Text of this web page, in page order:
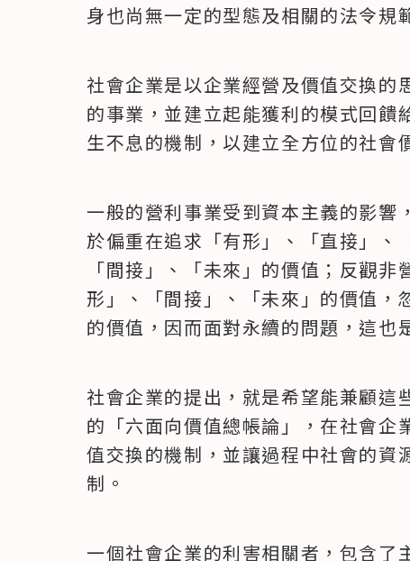
身也尚無一定的型態及相關的法令規
社會企業是以企業經營及價值交換的
的事業，並建立起能獲利的模式回饋
生不息的機制，以建立全方位的社會
一般的營利事業受到資本主義的影響
於偏重在追求「有形」、「直接」、
「間接」、「未來」的價值；反觀
形」、「間接」、「未來」的價值，
的價值，因而面對永續的問題，這也
社會企業的提出，就是希望能兼顧這
的「六面向價值總帳論」，在社會企
值交換的機制，並讓過程中社會的資
制。
一個社會企業的利害相關者，包含了